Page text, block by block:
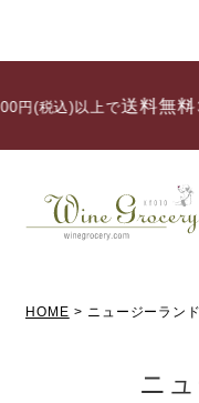
で送料無料/ 33,000円(税
HOME ニュージーラ
ニ